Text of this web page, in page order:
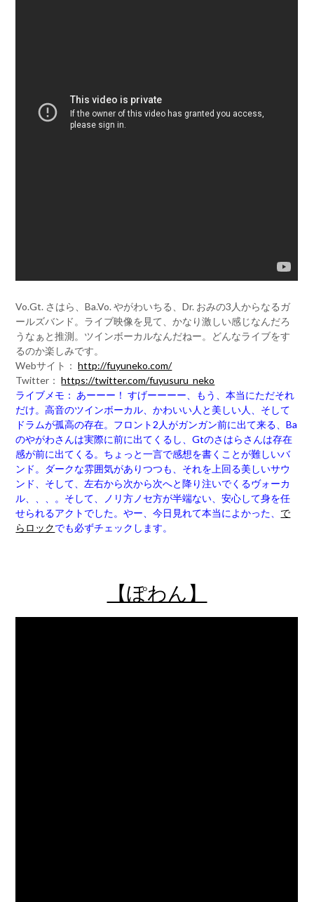
Vo.Gt. さはら、Ba.Vo. やがわいちる、Dr. おみの3人からなるガ
ールズバンド。ライブ映像を見て、かなり激しい感じなんだろ
うなぁと推測。ツインボーカルなんだねー。どんなライブをす
るのか楽しみです。
Webサイト：http://fuyuneko.com/
Twitter：https://twitter.com/fuyusuru_neko
ライブメモ： あーーー！ すげーーーー、もう、本当にただそれ
だけ。高音のツインボーカル、かわいい人と美しい人、そして
ドラムが孤高の存在。フロント2人がガンガン前に出て来る、Ba
のやがわさんは実際に前に出てくるし、Gtのさはらさんは存在
感が前に出てくる。ちょっと一言で感想を書くことが難しいバ
ンド。ダークな雰囲気がありつつも、それを上回る美しいサウ
ンド、そして、左右から次から次へと降り注いでくるヴォーカ
ル、、、。そして、ノリ方ノセ方が半端ない、安心して身を任
せられるアクトでした。やー、今日見れて本当によかった、 で
らロックでも必ずチェックします。
【ぽわん】